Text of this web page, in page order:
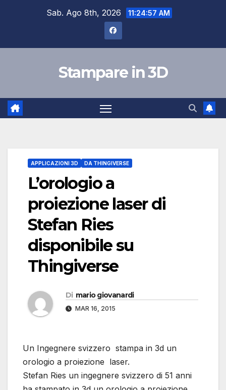
Sab. Ago 8th, 2026 11:24:58 AM
Stampare in 3D
APPLICAZIONI 3D DA THINGIVERSE
L’orologio a
proiezione laser di
Stefan Ries
disponibile su
Thingiverse
Di mario giovanardi
MAR 16, 2015
Un Ingegnere svizzero stampa in 3d un
orologio a proiezione laser.
Stefan Ries un ingegnere svizzero di 51 anni